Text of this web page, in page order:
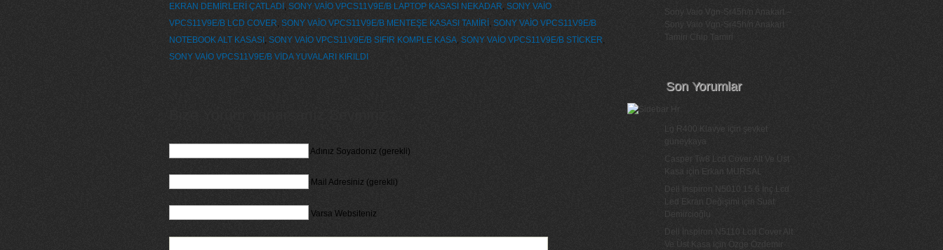
EKRAN DEMİRLERİ ÇATLADI , SONY VAİO VPCS11V9E/B LAPTOP KASASI NEKADAR, SONY VAİO
VPCS11V9E/B LCD COVER, SONY VAİO VPCS11V9E/B MENTEŞE KASASI TAMİRİ , SONY VAİO VPCS11V9E/B
NOTEBOOK ALT KASASI , SONY VAİO VPCS11V9E/B SIFIR KOMPLE KASA, SONY VAİO VPCS11V9E/B STİCKER,
SONY VAİO VPCS11V9E/B VİDA YUVALARI KIRILDI
Adınız Soyadonız (gerekli)
Mail Adresiniz (gerekli)
Varsa Websiteniz
Sony Vaio Vgn-Sr45h/n Anakart –
Sony Vaio Vgn-Sr45h/n Anakart
Tamiri Chip Tamiri
Son Yorumlar
Lg R400 Klavye için
şevket
güneykaya
Casper Tw8 Lcd Cover Alt Ve Üst
Kasa
için
Erkan MURSAL
Dell Inspiron N5010 15.6 İnç Lcd
Led Ekran Değişimi
Suat
Demircioğlu
Dell İnspiron N5110 Lcd Cover Alt
Ve Üst Kasa
için
Özge Özdemir